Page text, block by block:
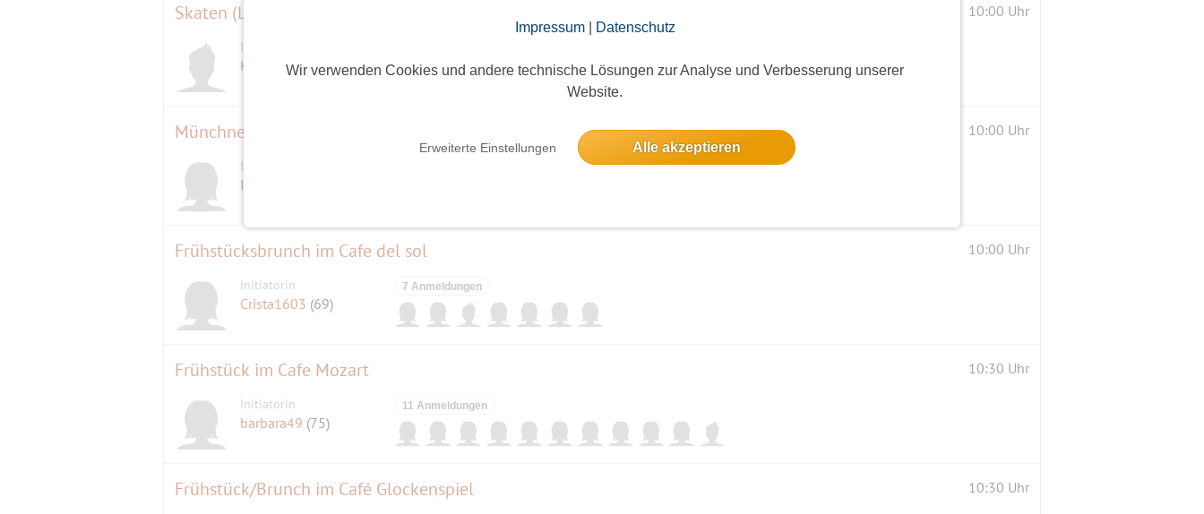
Impressum| Datenschutz
Wir verwenden Cookies und andere technische Lösungen zur Analyse und Verbesserung unserer
Website.
Erweiterte Einstellungen Alle akzeptieren
Skaten (Langlauf) 10:00 Uhr
Initiator
Heydxaj*66(59)
Münchner Freiwilligen Messe 2022 - digital 10:00 Uhr
Initiatorin
Igeline
Frühstücksbrunch im Cafe del sol 10:00 Uhr
Initiatorin
Crista1603 (69)
7 Anmeldungen
Frühstück im Cafe Mozart 10:30 Uhr
Initiatorin
barbara49 (75)
11 Anmeldungen
Frühstück/Brunch im Café Glockenspiel 10:30 Uhr